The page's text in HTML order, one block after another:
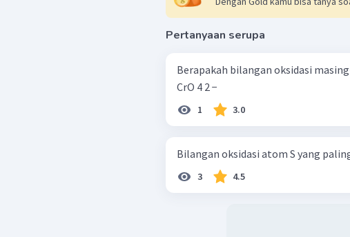
Pertanyaan serupa
Berapakah bilangan oksidasi
CrO 4 2 − ​
1 3.0
Bilangan oksidasi atom S yang
3 4.5